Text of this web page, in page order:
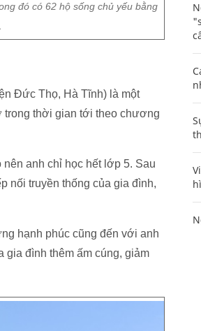
đó có 62 hộ sống chủ yếu bằng
Đức Thọ, Hà Tĩnh) là một
trong thời gian tới theo chương
anh chỉ học hết lớp 5. Sau
nối truyền thống của gia đình,
hạnh phúc cũng đến với anh
gia đình thêm ấm cúng, giảm